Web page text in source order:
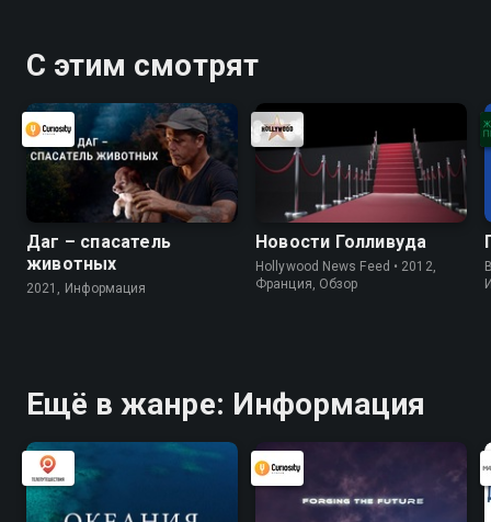
С этим смотрят
Даг – спасатель
животных
2021, Информация
Новости Голливуда
Hollywood News Feed • 2012,
Франция, Обзор
Ещё в жанре: Информация